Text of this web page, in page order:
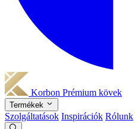
Korbon Prémium kövek
Termékek
Szolgáltatások Inspirációk Rólunk